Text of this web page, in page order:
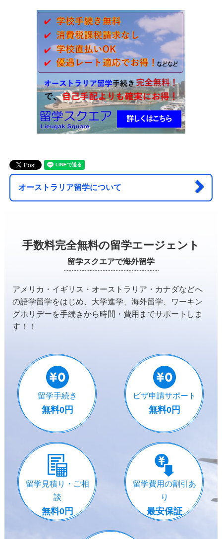
オーストラリア留学について
手数料完全無料の留学エージェント
留学スクエアで海外留学
アメリカ・イギリス・オーストラリア・カナダなどへ
の語学留学をはじめ、大学進学、海外留学、ワーキン
グホリデーを手続きから時間・費用までサポートしま
す！！
留学手続き
無料0円
ビザ申請サポート
無料0円
留学見積り・ご相
談
無料0円
留学費用の割引あ
り
最安保証